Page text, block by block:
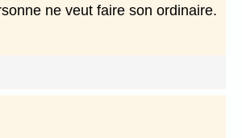
ne veut faire son ordinaire.